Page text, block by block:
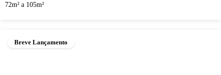
72m² a 105m²
Breve Lançamento